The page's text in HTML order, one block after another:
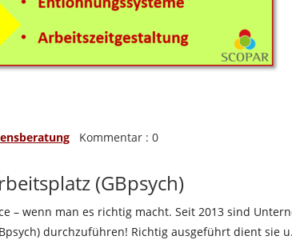
Kommentar : 0
(GBpsych)
– wenn man es richtig macht. Seit 2013 sind
durchzuführen! Richtig ausgeführt dient sie